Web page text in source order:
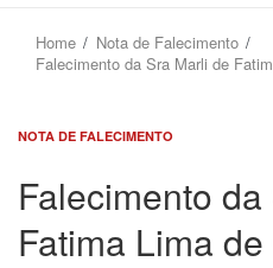
Home
Nota de Falecimento
Falecimento da Sra Marli de
NOTA DE FALECIMENTO
Falecimento
Fatima Lima